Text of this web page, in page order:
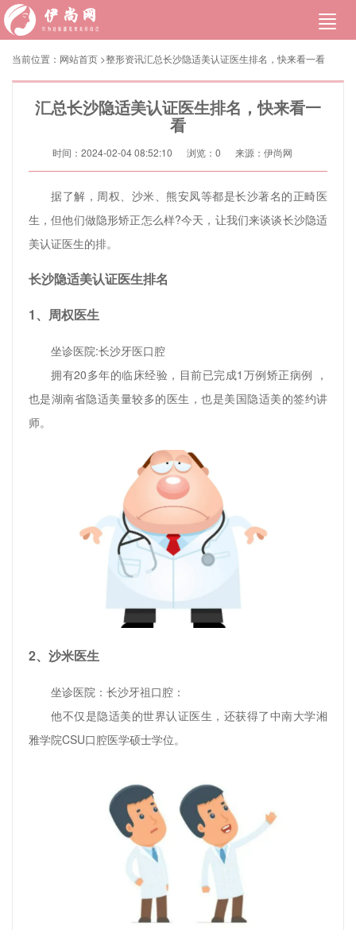
当前位置： 网站首页 >整形资讯汇总长沙隐适美认证医生排名，快来看一看
汇总长沙隐适美认证医生排名，快来看一
看
时间：2024-02-04 08:52:10 浏览： 0 来源：伊尚网
据了解，周权、沙米、熊安凤等都是长沙著名的正畸医
生，但他们做隐形矫正怎么样?今天，让我们来谈谈长沙隐适
美认证医生的排。
长沙隐适美认证医生排名
1、周权医生
坐诊医院:长沙牙医口腔
拥有20多年的临床经验，目前已完成1万例矫正病例 ，
也是湖南省隐适美量较多的医生，也是美国隐适美的签约讲
师。
2、沙米医生
坐诊医院：长沙牙祖口腔：
他不仅是隐适美的世界认证医生，还获得了中南大学湘
雅学院CSU口腔医学硕士学位。